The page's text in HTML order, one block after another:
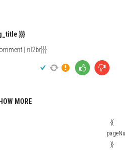
}}}
| nl2br}}}
MORE
{{
}}